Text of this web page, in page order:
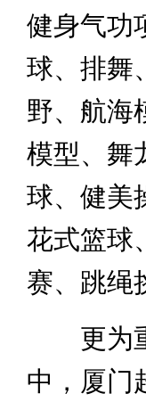
健身气功
球、排舞
野、航海
模型、舞
球、健美
花式篮球
赛、跳绳
更为重
中，厦门